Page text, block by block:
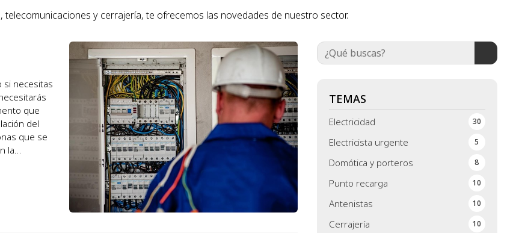
y cerrajería, te ofrecemos las novedades de nuestro sector.
TEMAS
Electricidad 30
Electricista urgente 5
Domótica y porteros 8
Punto recarga 10
Antenistas 10
Cerrajería 10
si necesitas
que
del
que se
la